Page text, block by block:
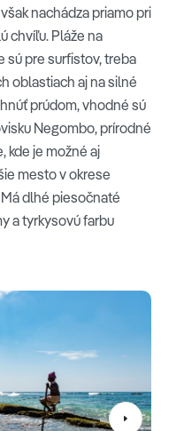
nachádza priamo pri
chvíľu. Pláže na
sú pre surfistov, treba
oblastiach aj na silné
prúdom, vhodné sú
Negombo, prírodné
kde je možné aj
mesto v okrese
dlhé piesočnaté
a tyrkysovú farbu